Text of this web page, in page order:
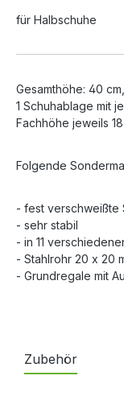
für Halbschuhe
Gesamthöhe: 40
1 Schuhablage mit
Fachhöhe jeweils
Folgende
- fest verschweißte
- sehr stabil
- in 11
- Stahlrohr 20 x 20
- Grundregale mit
Zubehör